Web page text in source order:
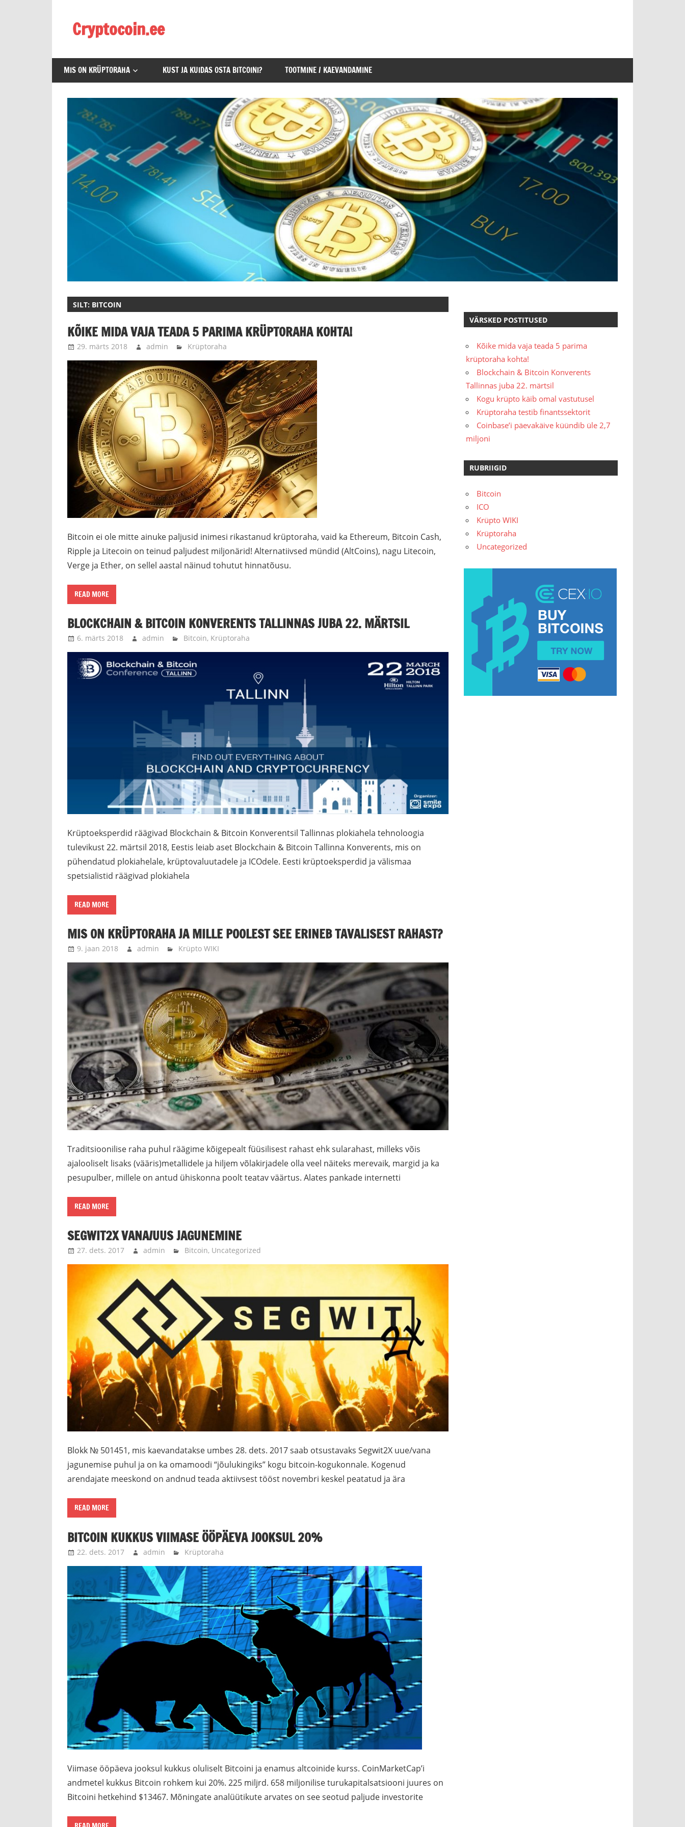
contentCryptocoin.ee
mis
puudutab
krüptoraha
MIS ON KRÜPTORAHA KUST JA KUIDAS OSTA BITCOINI? TOOTMINE / KAEVANDAMINE
SILT: BITCOIN
KÕIKE MIDA VAJA TEADA 5 PARIMA KRÜPTORAHA KOHTA!
29. märts 2018 admin Krüptoraha
Bitcoin ei ole mitte ainuke paljusid inimesi rikastanud krüptoraha, vaid ka Ethereum, Bitcoin Cash,
Ripple ja Litecoin on teinud paljudest miljonärid! Alternatiivsed mündid (AltCoins), nagu Litecoin,
Verge ja Ether, on sellel aastal näinud tohutut hinnatõusu.
READ MORE
BLOCKCHAIN & BITCOIN KONVERENTS TALLINNAS JUBA 22. MÄRTSIL
6. märts 2018 admin Bitcoin, Krüptoraha
Krüptoeksperdid räägivad Blockchain & Bitcoin Konverentsil Tallinnas plokiahela tehnoloogia
tulevikust 22. märtsil 2018, Eestis leiab aset Blockchain & Bitcoin Tallinna Konverents, mis on
pühendatud plokiahelale, krüptovaluutadele ja ICOdele. Eesti krüptoeksperdid ja välismaa
spetsialistid räägivad plokiahela
READ MORE
MIS ON KRÜPTORAHA JA MILLE POOLEST SEE ERINEB TAVALISEST RAHAST?
9. jaan 2018 admin Krüpto WIKI
Traditsioonilise raha puhul räägime kõigepealt füüsilisest rahast ehk sularahast, milleks võis
ajalooliselt lisaks (vääris)metallidele ja hiljem võlakirjadele olla veel näiteks merevaik, margid ja ka
pesupulber, millele on antud ühiskonna poolt teatav väärtus. Alates pankade internetti
READ MORE
SEGWIT2X VANA/UUS JAGUNEMINE
27. dets. 2017 admin Bitcoin, Uncategorized
Blokk № 501451, mis kaevandatakse umbes 28. dets. 2017 saab otsustavaks Segwit2X uue/vana
jagunemise puhul ja on ka omamoodi “jõulukingiks” kogu bitcoin-kogukonnale. Kogenud
arendajate meeskond on andnud teada aktiivsest tööst novembri keskel peatatud ja ära
READ MORE
BITCOIN KUKKUS VIIMASE ÖÖPÄEVA JOOKSUL 20%
22. dets. 2017 admin Krüptoraha
Viimase ööpäeva jooksul kukkus oluliselt Bitcoini ja enamus altcoinide kurss. CoinMarketCap’i
andmetel kukkus Bitcoin rohkem kui 20%. 225 miljrd. 658 miljonilise turukapitalsatsiooni juures on
Bitcoini hetkehind $13467. Mõningate analüütikute arvates on see seotud paljude investorite
VÄRSKED POSTITUSED
Kõike mida vaja teada 5 parima
krüptoraha kohta!
Blockchain & Bitcoin Konverents
Tallinnas juba 22. märtsil
Kogu krüpto käib omal vastutusel
Krüptoraha testib finantssektorit
Coinbase’i päevakäive küündib üle 2,7
miljoni
RUBRIIGID
Bitcoin
ICO
Krüpto WIKI
Krüptoraha
Uncategorized